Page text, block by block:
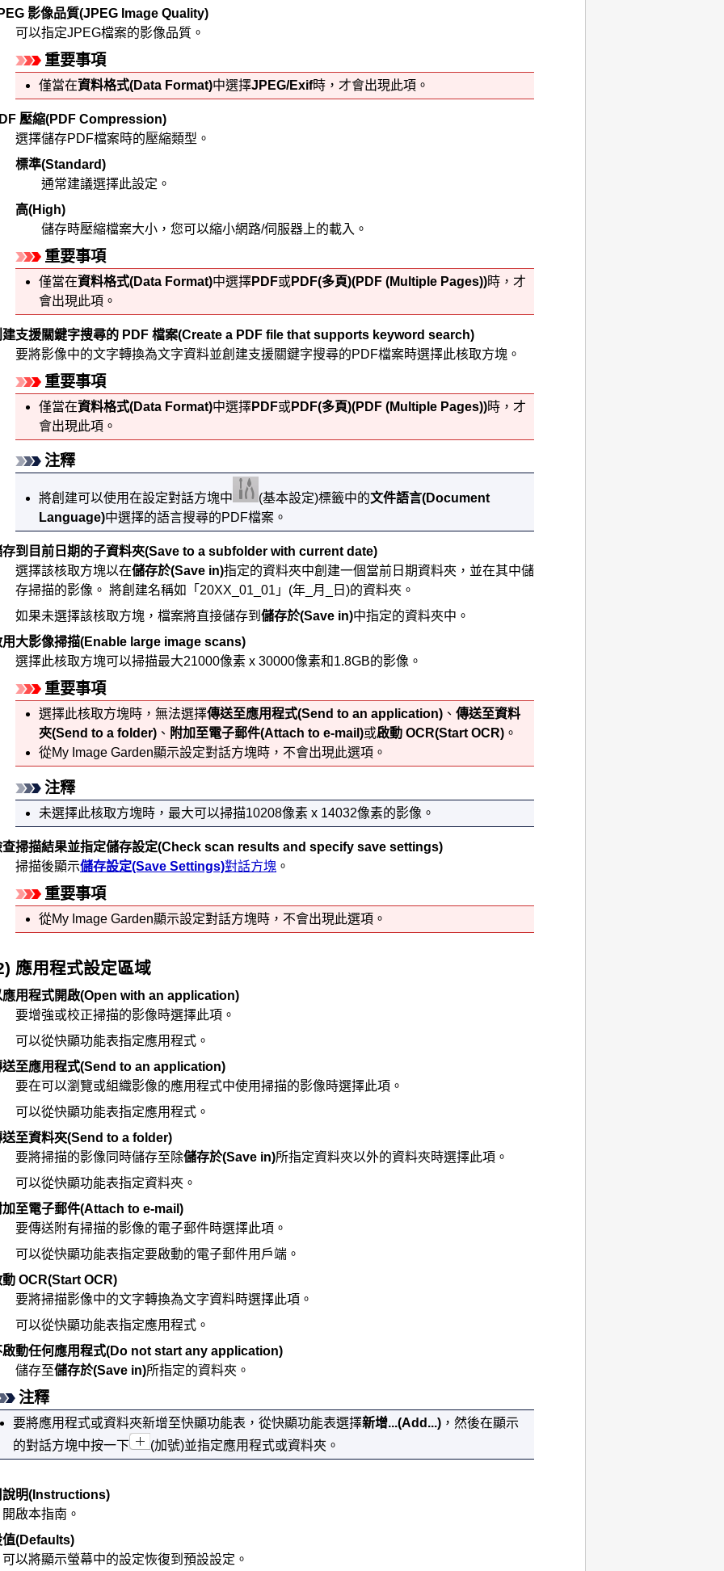
影像品質(JPEG Image Quality)
可以指定JPEG檔案的影像品質。
重要事項
僅當在資料格式(Data Format)中選擇JPEG/Exif時，才會出現此項。
壓縮(PDF Compression)
選擇儲存PDF檔案時的壓縮類型。
標準(Standard)
通常建議選擇此設定。
高(High)
儲存時壓縮檔案大小，您可以縮小網路/伺服器上的載入。
重要事項
僅當在資料格式(Data Format)中選擇PDF或PDF(多頁)(PDF (Multiple Pages))時，才
會出現此項。
建支援關鍵字搜尋的 PDF 檔案(Create a PDF file that supports keyword search)
要將影像中的文字轉換為文字資料並創建支援關鍵字搜尋的PDF檔案時選擇此核取方塊。
重要事項
僅當在資料格式(Data Format)中選擇PDF或PDF(多頁)(PDF (Multiple Pages))時，才
會出現此項。
注釋
將創建可以使用在設定對話方塊中 (基本設定)標籤中的文件語言(Document
Language)中選擇的語言搜尋的PDF檔案。
存到目前日期的子資料夾(Save to a subfolder with current date)
選擇該核取方塊以在儲存於(Save in)指定的資料夾中創建一個當前日期資料夾，並在其中儲
存掃描的影像。 將創建名稱如「20XX_01_01」(年_月_日)的資料夾。
如果未選擇該核取方塊，檔案將直接儲存到 儲存於(Save in)中指定的資料夾中。
用大影像掃描(Enable large image scans)
選擇此核取方塊可以掃描最大21000像素 x 30000像素和1.8GB的影像。
重要事項
選擇此核取方塊時，無法選擇傳送至應用程式(Send to an application)、 傳送至資料
夾(Send to a folder)、 附加至電子郵件(Attach to e-mail)或啟動 OCR(Start OCR)。
從My Image Garden顯示設定對話方塊時，不會出現此選項。
注釋
未選擇此核取方塊時，最大可以掃描10208像素 x 14032像素的影像。
查掃描結果並指定儲存設定(Check scan results and specify save settings)
掃描後顯示儲存設定(Save Settings)對話方塊 。
重要事項
從My Image Garden顯示設定對話方塊時，不會出現此選項。
應用程式設定區域
應用程式開啟(Open with an application)
要增強或校正掃描的影像時選擇此項。
可以從快顯功能表指定應用程式。
送至應用程式(Send to an application)
要在可以瀏覽或組織影像的應用程式中使用掃描的影像時選擇此項。
可以從快顯功能表指定應用程式。
送至資料夾(Send to a folder)
要將掃描的影像同時儲存至除儲存於(Save in)所指定資料夾以外的資料夾時選擇此項。
可以從快顯功能表指定資料夾。
加至電子郵件(Attach to e-mail)
要傳送附有掃描的影像的電子郵件時選擇此項。
可以從快顯功能表指定要啟動的電子郵件用戶端。
OCR(Start OCR)
要將掃描影像中的文字轉換為文字資料時選擇此項。
可以從快顯功能表指定應用程式。
啟動任何應用程式(Do not start any application)
儲存至儲存於(Save in)所指定的資料夾。
注釋
要將應用程式或資料夾新增至快顯功能表，從快顯功能表選擇新增...(Add...)，然後在顯示
的對話方塊中按一下
(加號)並指定應用程式或資料夾。
明(Instructions)
開啟本指南。
值(Defaults)
可以將顯示螢幕中的設定恢復到預設設定。